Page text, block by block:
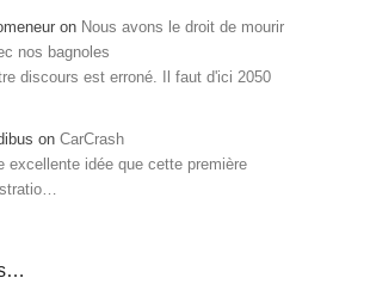
on Nous avons le droit de mourir
nos bagnoles
discours est erroné. Il faut d'ici 2050
on CarCrash
excellente idée que cette première